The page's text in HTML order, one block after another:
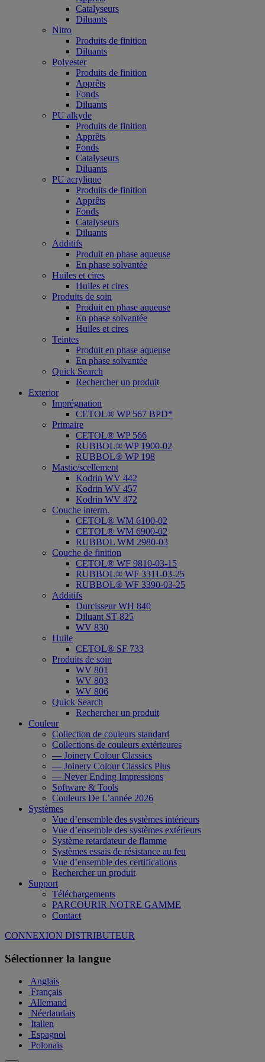
Catalyseurs
Diluants
Nitro
Produits de finition
Diluants
Polyester
Produits de finition
Apprêts
Fonds
Diluants
PU alkyde
Produits de finition
Apprêts
Fonds
Catalyseurs
Diluants
PU acrylique
Produits de finition
Apprêts
Fonds
Catalyseurs
Diluants
Additifs
Produit en phase aqueuse
En phase solvantée
Huiles et cires
Huiles et cires
Produits de soin
Produit en phase aqueuse
En phase solvantée
Huiles et cires
Teintes
Produit en phase aqueuse
En phase solvantée
Quick Search
Rechercher un produit
Exterior
Imprégnation
CETOL® WP 567 BPD*
Primaire
CETOL® WP 566
RUBBOL® WP 1900-02
RUBBOL® WP 198
Mastic/scellement
Kodrin WV 442
Kodrin WV 457
Kodrin WV 472
Couche interm.
CETOL® WM 6100-02
CETOL® WM 6900-02
RUBBOL WM 2980-03
Couche de finition
CETOL® WF 9810-03-15
RUBBOL® WF 3311-03-25
RUBBOL® WF 3390-03-25
Additifs
Durcisseur WH 840
Diluant ST 825
WV 830
Huile
CETOL® SF 733
Produits de soin
WV 801
WV 803
WV 806
Quick Search
Rechercher un produit
Couleur
Collection de couleurs standard
Collections de couleurs extérieures
— Joinery Colour Classics
— Joinery Colour Classics Plus
— Never Ending Impressions
Software & Tools
Couleurs De L’année 2026
Systèmes
Vue d’ensemble des systèmes intérieurs
Vue d’ensemble des systèmes extérieurs
Système retardateur de flamme
Systèmes essais de résistance au feu
Vue d’ensemble des certifications
Rechercher un produit
Support
Téléchargements
PARCOURIR NOTRE GAMME
Contact
CONNEXION DISTRIBUTEUR
Sélectionner la langue
Anglais
Français
Allemand
Néerlandais
Italien
Espagnol
Polonais